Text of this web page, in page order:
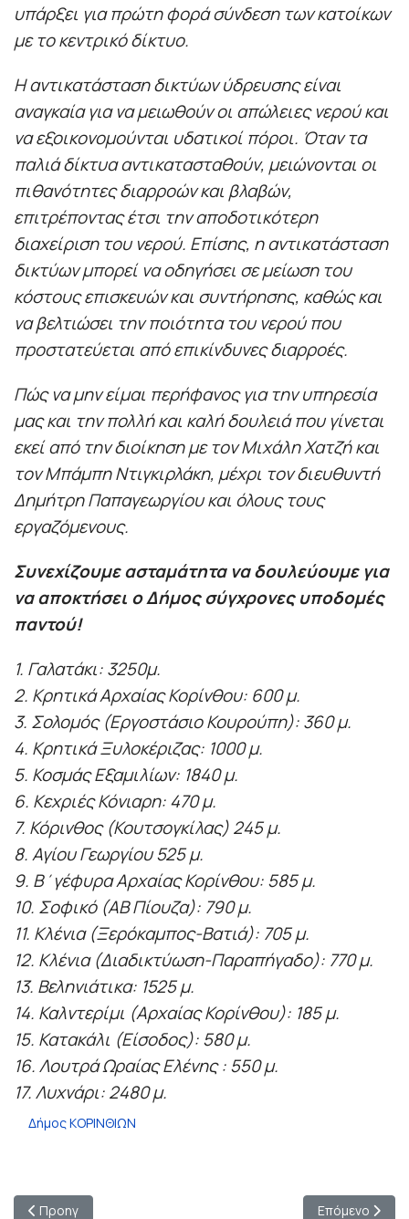
υπάρξει για πρώτη φορά σύνδεση των κατοίκων
με το κεντρικό δίκτυο.
Η αντικατάσταση δικτύων ύδρευσης είναι
αναγκαία για να μειωθούν οι απώλειες νερού και
να εξοικονομούνται υδατικοί πόροι. Όταν τα
παλιά δίκτυα αντικατασταθούν, μειώνονται οι
πιθανότητες διαρροών και βλαβών,
επιτρέποντας έτσι την αποδοτικότερη
διαχείριση του νερού. Επίσης, η αντικατάσταση
δικτύων μπορεί να οδηγήσει σε μείωση του
κόστους επισκευών και συντήρησης, καθώς και
να βελτιώσει την ποιότητα του νερού που
προστατεύεται από επικίνδυνες διαρροές.
Πώς να μην είμαι περήφανος για την υπηρεσία
μας και την πολλή και καλή δουλειά που γίνεται
εκεί από την διοίκηση με τον Μιχάλη Χατζή και
τον Μπάμπη Ντιγκιρλάκη, μέχρι τον διευθυντή
Δημήτρη Παπαγεωργίου και όλους τους
εργαζόμενους.
Συνεχίζουμε ασταμάτητα να δουλεύουμε για
να αποκτήσει ο Δήμος σύγχρονες υποδομές
παντού!
1. Γαλατάκι: 3250μ.
2. Κρητικά Αρχαίας Κορίνθου: 600 μ.
3. Σολομός (Εργοστάσιο Κουρούπη): 360 μ.
4. Κρητικά Ξυλοκέριζας: 1000 μ.
5. Κοσμάς Εξαμιλίων: 1840 μ.
6. Κεχριές Κόνιαρη: 470 μ.
7. Κόρινθος (Κουτσογκίλας) 245 μ.
8. Αγίου Γεωργίου 525 μ.
9. Β΄γέφυρα Αρχαίας Κορίνθου: 585 μ.
10. Σοφικό (ΑΒ Πίουζα): 790 μ.
11. Κλένια (Ξερόκαμπος-Βατιά): 705 μ.
12. Κλένια (Διαδικτύωση-Παραπήγαδο): 770 μ.
13. Βεληνιάτικα: 1525 μ.
14. Καλντερίμι (Αρχαίας Κορίνθου): 185 μ.
15. Κατακάλι (Είσοδος): 580 μ.
16. Λουτρά Ωραίας Ελένης : 550 μ.
17. Λυχνάρι: 2480 μ.
Δήμος ΚΟΡΙΝΘΙΩΝ
Προηγούμενο άρθρο: Ομαδική Έκθεση Ζωγραφικής στη
Προηγ Επόμενο
Επόμενο